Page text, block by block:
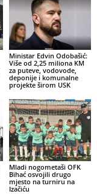
Ministar Edvin Odobašić:
Više od 2,25 miliona KM
za puteve, vodovode,
deponije i komunalne
projekte širom USK
Mladi nogometaši OFK
Bihać osvojili drugo
mjesto na turniru na
Izačiću